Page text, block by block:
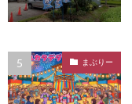
まぶりー